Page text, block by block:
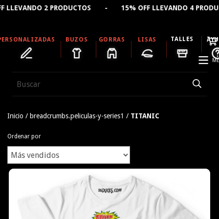
- 15% OFF LLEVANDO 4 PRODUCTOS - 🔥 CREÁ
BUZOS GORRAS LISAS TALLES
Inicio / breadcrumbs.peliculas-y-series1 / TITANIC
Ordenar por